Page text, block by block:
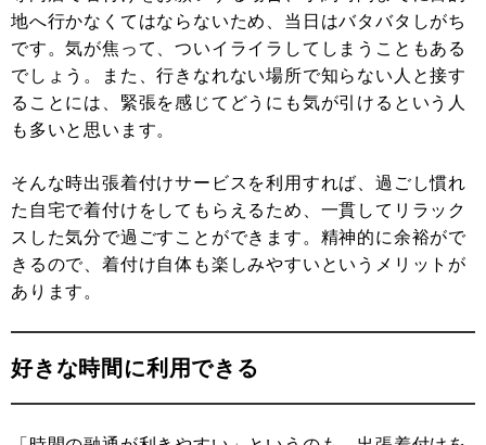
地へ行かなくてはならないため、当日はバタバタしがち
です。気が焦って、ついイライラしてしまうこともある
でしょう。また、行きなれない場所で知らない人と接す
ることには、緊張を感じてどうにも気が引けるという人
も多いと思います。
そんな時出張着付けサービスを利用すれば、過ごし慣れ
た自宅で着付けをしてもらえるため、一貫してリラック
スした気分で過ごすことができます。精神的に余裕がで
きるので、着付け自体も楽しみやすいというメリットが
あります。
好きな時間に利用できる